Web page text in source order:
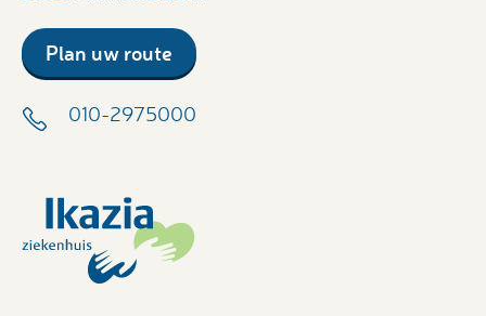
Plan uw route
010-2975000